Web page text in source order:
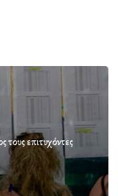
επιτυχόντες